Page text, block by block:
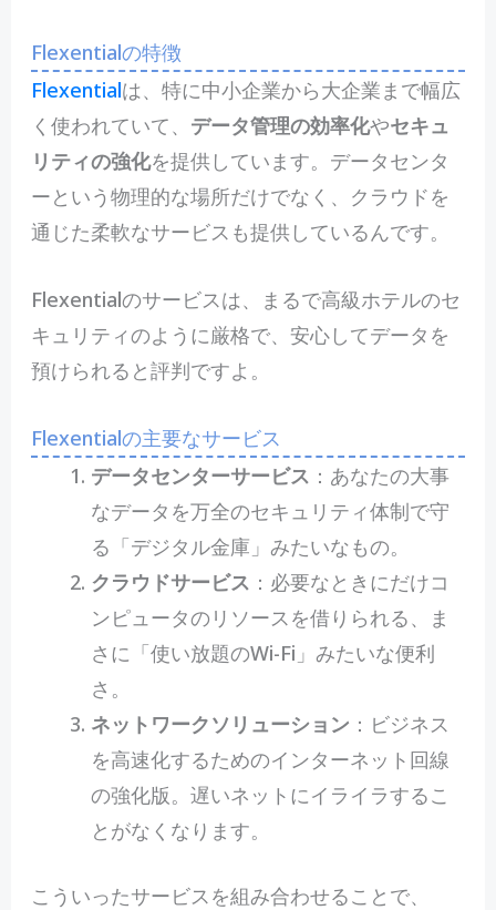
Flexentialの特徴
Flexentialは、特に中小企業から大企業まで幅広
く使われていて、 データ管理の効率化やセキュ
リティの強化を提供しています。データセンタ
ーという物理的な場所だけでなく、クラウドを
通じた柔軟なサービスも提供しているんです。
Flexentialのサービスは、まるで高級ホテルのセ
キュリティのように厳格で、安心してデータを
預けられると評判ですよ。
Flexentialの主要なサービス
データセンターサービス ：あなたの大事
なデータを万全のセキュリティ体制で守
る「デジタル金庫」みたいなもの。
クラウドサービス ：必要なときにだけコ
ンピュータのリソースを借りられる、ま
さに「使い放題のWi-Fi」みたいな便利
さ。
ネットワークソリューション ：ビジネス
を高速化するためのインターネット回線
の強化版。遅いネットにイライラするこ
とがなくなります。
こういったサービスを組み合わせることで、